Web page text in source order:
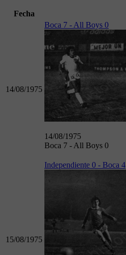
Fecha
14/08/1975
Boca 7 - All Boys 0
14/08/1975
Boca 7 - All Boys 0
15/08/1975
Independiente 0 - Boca 4